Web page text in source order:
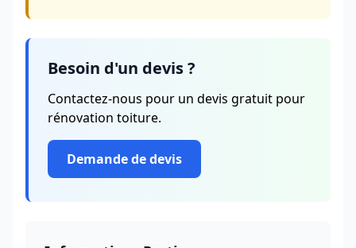
Besoin d'un devis ?
Contactez-nous pour un devis gratuit pour
rénovation toiture.
Demande de devis